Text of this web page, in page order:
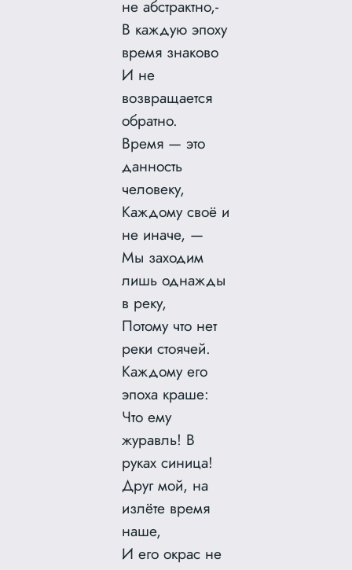
не абстрактно,-
В каждую эпоху
время знаково
И не
возвращается
обратно.
Время — это
данность
человеку,
Каждому своё и
не иначе, —
Мы заходим
лишь однажды
в реку,
Потому что нет
реки стоячей.
Каждому его
эпоха краше:
Что ему
журавль! В
руках синица!
Друг мой, на
излёте время
наше,
И его окрас не